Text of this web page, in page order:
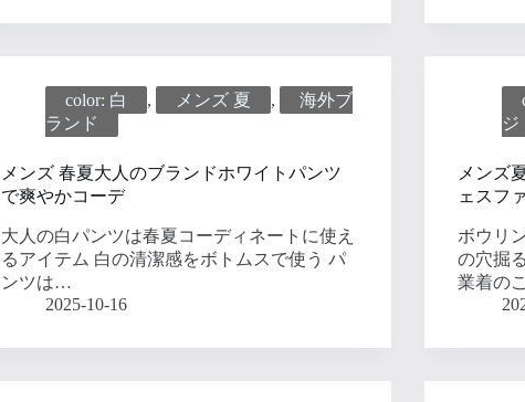
color: 白 , メンズ 夏 ,
海外ブ
ランド
メンズ 春夏大人のブランドホワイトパンツ
で爽やかコーデ
大人の白パンツは春夏コーディネートに使え
るアイテム 白の清潔感をボトムスで使う パ
ンツは…
2025-10-16
ジ
メンズ
ェスフ
ボウリ
の穴掘
業着の